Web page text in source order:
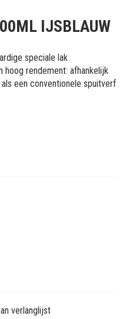
IJSBLAUW
speciale lak
hoog rendement: afhankelijk
een conventionele spuitverf
verlanglijst